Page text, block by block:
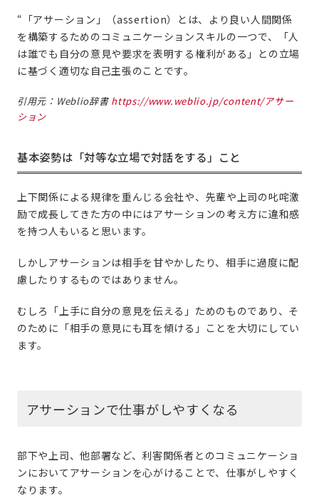
“「アサーション」（assertion）とは、より良い人間関係
を構築するためのコミュニケーションスキルの一つで、「人
は誰でも自分の意見や要求を表明する権利がある」との立場
に基づく適切な自己主張のことです。
引用元：Weblio辞書https://www.weblio.jp/content/アサー
ション
基本姿勢は「対等な立場で対話をする」こと
上下関係による規律を重んじる会社や、先輩や上司の叱咤激
励で成長してきた方の中にはアサーションの考え方に違和感
を持つ人もいると思います。
しかしアサーションは相手を甘やかしたり、相手に過度に配
慮したりするものではありません。
むしろ「上手に自分の意見を伝える」ためのものであり、そ
のために「相手の意見にも耳を傾ける」ことを大切にしてい
ます。
アサーションで仕事がしやすくなる
部下や上司、他部署など、利害関係者とのコミュニケーショ
ンにおいてアサーションを心がけることで、仕事がしやすく
なります。